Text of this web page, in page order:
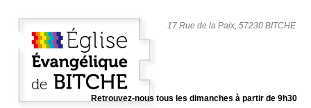
Retrouvez-nous tous les dimanches à partir de 9h30
17 Rue de la Paix, 57230 BITCHE